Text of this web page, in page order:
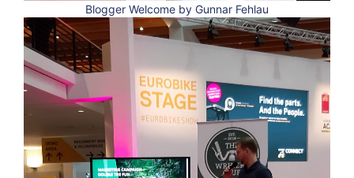
Blogger Welcome by Gunnar Fehlau